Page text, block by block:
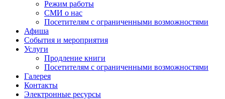
Режим работы
СМИ о нас
Посетителям с ограниченными возможностями
Афиша
События и мероприятия
Услуги
Продление книги
Посетителям с ограниченными возможностями
Галерея
Контакты
Электронные ресурсы